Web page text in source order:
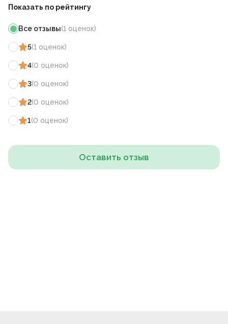
Показать по рейтингу
Все отзывы(1 оценок)
5(1 оценок)
4(0 оценок)
3(0 оценок)
2(0 оценок)
1(0 оценок)
Оставить отзыв